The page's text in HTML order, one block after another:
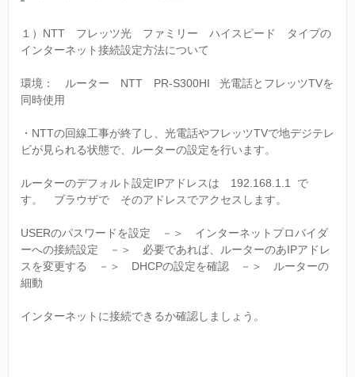
１）NTT フレッツ光 ファミリー ハイスピード タイプの
インターネット接続設定方法について
環境： ルーター NTT PR-S300HI 光電話とフレッツTVを
同時使用
・NTTの回線工事が終了し、光電話やフレッツTVで地デジテレ
ビが見られる状態で、ルーターの設定を行います。
ルーターのデフォルト設定IPアドレスは 192.168.1.1 で
す。 ブラウザで そのアドレスでアクセスします。
USERのパスワードを設定 －＞ インターネットプロバイダ
ーへの接続設定 －＞ 必要であれば、ルーターのあIPアドレ
スを変更する －＞ DHCPの設定を確認 －＞ ルーターの
細動
インターネットに接続できるか確認しましょう。